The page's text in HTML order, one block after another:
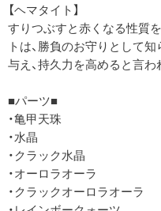
【ヘマタイト】
すりつぶすと赤くなる性質
トは、勝負のお守りとして
与え、持久力を高めると言わ
■パーツ■
・亀甲天珠
・水晶
・クラック水晶
・オーロラオーラ
・クラックオーロラオーラ